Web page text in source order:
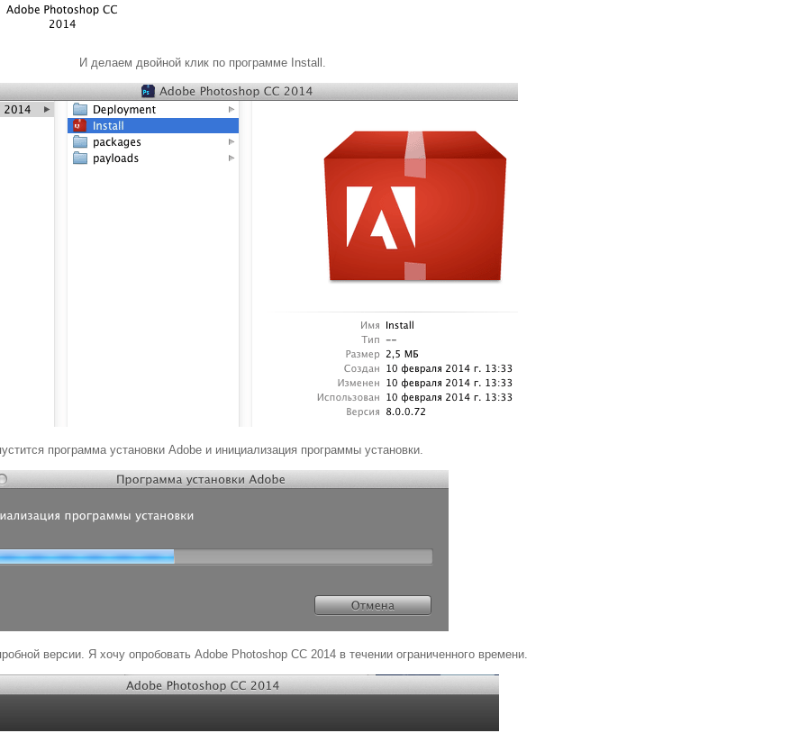
И делаем двойной клик по программе Install.
программа установки Adobe и инициализация программы установки.
версии. Я хочу опробовать Adobe Photoshop CC 2014 в течении ограниченного времени.